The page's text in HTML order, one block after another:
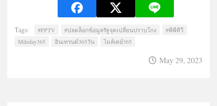
Tags: #PPTV #ปลดล็อกข้อมูลรัฐจุดเปลี่ยนปราบโกง
#พีพีทีวี
Mileday365
อินเทรนด์365วัน ไมล์เดย์365
May 29, 2023